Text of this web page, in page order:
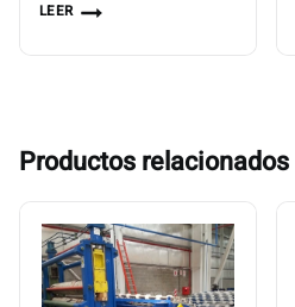
LEER
Productos relacionados